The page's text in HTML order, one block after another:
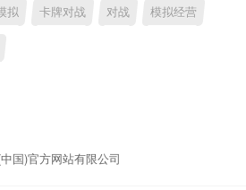
拟 卡牌对战 对战 模拟经营
国)官方网站有限公司